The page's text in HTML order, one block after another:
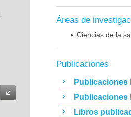
Áreas de
Ciencias de la
Publicaciones
Publicaciones
Publicaciones
Libros